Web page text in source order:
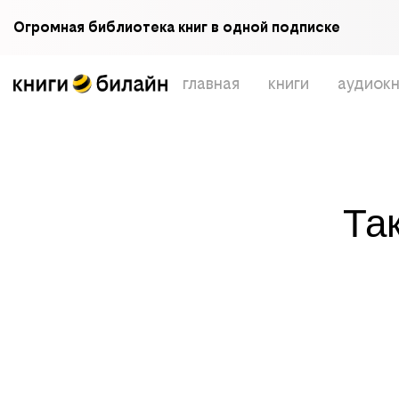
Огромная библиотека книг в одной подписке
главная книги